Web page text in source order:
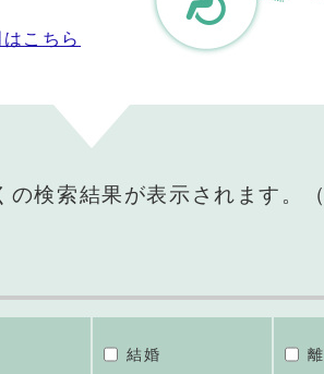
こちら
検索結果が表示されます。
結婚